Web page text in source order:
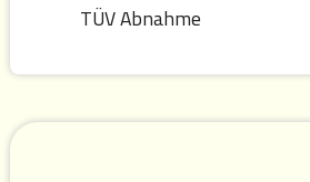
FLOW
TÜV Abnahme